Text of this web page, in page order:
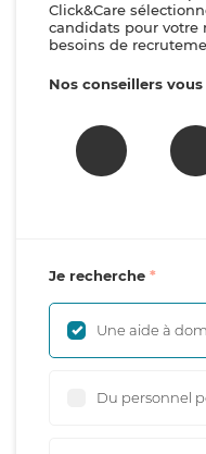
Click&Care
candidats pour votre
besoins de
Nos conseillers
Je recherche
Une aide à
Du personnel